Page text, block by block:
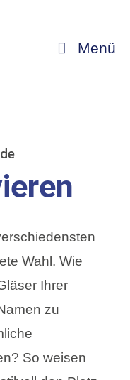
Menü
Wahl. Wie
Ihrer
zu
So weisen